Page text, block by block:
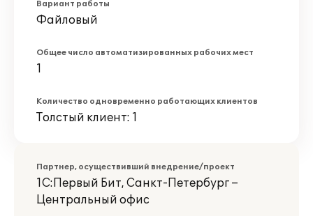
Вариант работы
Файловый
Общее число автоматизированных рабочих мест
1
Количество одновременно работающих клиентов
Толстый клиент: 1
Партнер, осуществивший внедрение/проект
1С:Первый Бит, Санкт-Петербург –
Центральный офис